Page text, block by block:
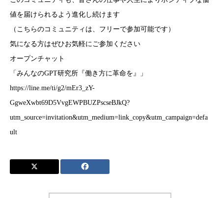
値を届けられるよう進化し続けます
（こちらのコミュニティは、フリーで参加可能です）
気になる方はぜひお気軽にご参加ください
オープンチャット
「みんなのGPT研究所『働き方に革命を』」
https://line.me/ti/g2/mEr3_zY-
GgweXwbt69D5VvgEWPBUZPscseBJkQ?
utm_source=invitation&utm_medium=link_copy&utm_campaign=defa
ult